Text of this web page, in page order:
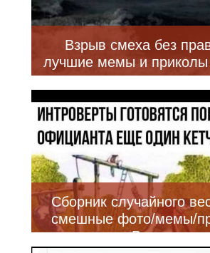
Взрыв смеха без
лучшие мемы и приколы
Сборник случайного
смешные фото/мемы/
Bugaga